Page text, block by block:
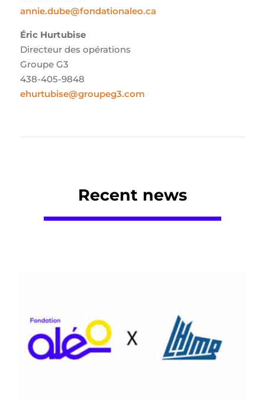
annie.dube@fondationaleo.ca
Éric Hurtubise
Directeur des opérations
Groupe G3
438-405-9848
ehurtubise@groupeg3.com
Recent news